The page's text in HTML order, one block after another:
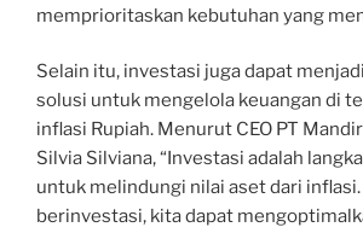
memprioritaskan kebutuhan yang
Selain itu, investasi juga dapat
solusi untuk mengelola keuangan di
inflasi Rupiah. Menurut CEO PT
Silvia Silviana, “Investasi adalah
untuk melindungi nilai aset dari inflasi.
berinvestasi, kita dapat